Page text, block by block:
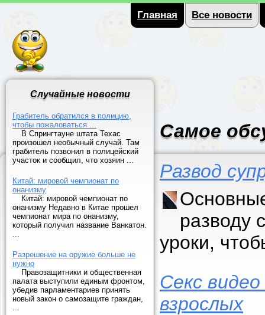
Главная Все новости
Случайные новости
Грабитель обратился в полицию,
чтобы пожаловаться ...
В Спрингтауне штата Техас
произошел необычный случай. Там
грабитель позвонил в полицейский
участок и сообщил, что хозяин ...
Китай: мировой чемпионат по
онанизму
Китай: мировой чемпионат по
онанизму Недавно в Китае прошел
чемпионат мира по онанизму,
который получил название Ванкатон.
...
Разрешение на оружие больше не
нужно
Правозащитники и общественная
палата выступили единым фронтом,
убедив парламентариев принять
новый закон о самозащите граждан,
...
Самое
Развод
разводу
уроки,
Секс
взрослых